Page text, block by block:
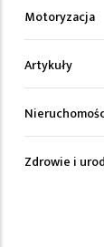
Motoryzacja
Artykuły
Zdrowie i